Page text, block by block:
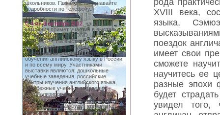
рода
XVIII века,
языка,
поездок
имеет свои
сможете
научитесь ее
разные эпохи
будет
увидел того,
школьников. Пожалуйста, узнавайте
подробности по телефону.
11.05.12
C 4 по 6 октября 2012, наша
компания примет участие в выставке
«ENGLISH AS A SECOND LANGUAGE
FAIR 2012». На выставке Вы сможете
узнать наиболее актуальную
информацию о возможностях
обучения английскому языку в России
и по всему миру. Участниками
выставки являются: дошкольные
учебные заведения, российские
центры изучения английского языка,
зарубежные учебные заведения,
специализированные школы, ВУЗы,
издательства, выпускающие спец.
литературу. У вас будет уникальная
возможность по обмену мнениями и